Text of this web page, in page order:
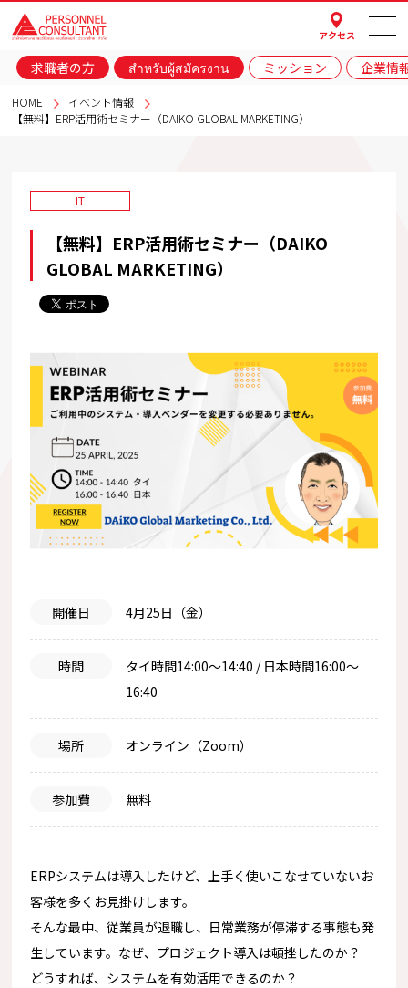
アクセス
求職者の方 สำหรับผู้สมัครงาน ミッション 企業情
HOME
イベント情報
【無料】ERP活用術セミナー（DAIKO GLOBAL MARKETING）
IT
【無料】ERP活用術セミナー（DAIKO
GLOBAL MARKETING）
開催日 4月25日（金）
時間
タイ時間14:00〜14:40 / 日本時間16:00〜
16:40
場所 オンライン（Zoom）
参加費 無料
ERPシステムは導入したけど、
上手く使いこなせていないお
客様を多くお見掛けします。
そんな最中、従業員が退職し、 日常業務が停滞する事態も発
生しています。なぜ、プロジェクト導入は頓挫したのか？
どうすれば、システムを有効活用できるのか？